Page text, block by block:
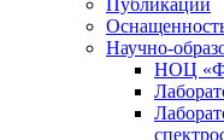
Публикации
Научно-
НОЦ